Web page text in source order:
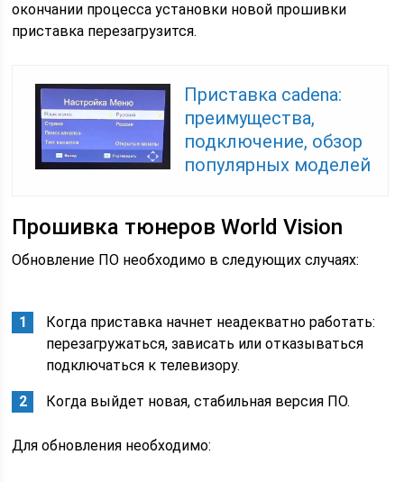
окончании процесса установки новой прошивки
приставка перезагрузится.
Приставка cadena:
преимущества,
подключение, обзор
популярных моделей
Прошивка тюнеров World Vision
Обновление ПО необходимо в следующих случаях:
Когда приставка начнет неадекватно работать:
перезагружаться, зависать или отказываться
подключаться к телевизору.
Когда выйдет новая, стабильная версия ПО.
Для обновления необходимо: